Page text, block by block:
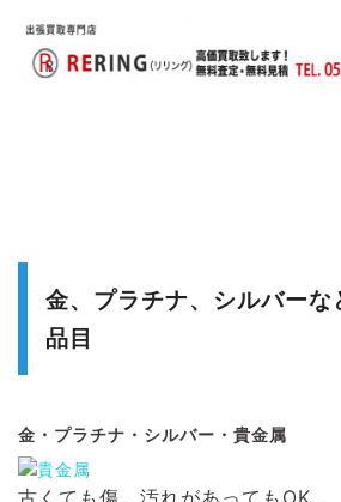
金、プラチナ、シルバーな
品目
金・プラチナ・シルバー・貴金属
古くても傷、汚れがあってもOK。